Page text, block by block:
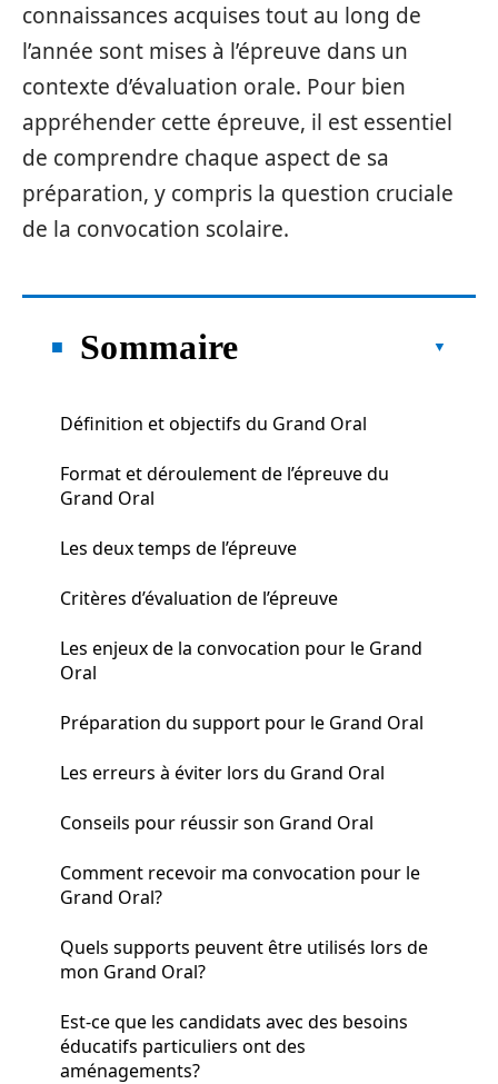
connaissances acquises tout au long de
l’année sont mises à l’épreuve dans un
contexte d’évaluation orale. Pour bien
appréhender cette épreuve, il est essentiel
de comprendre chaque aspect de sa
préparation, y compris la question cruciale
de la convocation scolaire.
Sommaire
Définition et objectifs du Grand Oral
Format et déroulement de l’épreuve du
Grand Oral
Les deux temps de l’épreuve
Critères d’évaluation de l’épreuve
Les enjeux de la convocation pour le Grand
Oral
Préparation du support pour le Grand Oral
Les erreurs à éviter lors du Grand Oral
Conseils pour réussir son Grand Oral
Comment recevoir ma convocation pour le
Grand Oral?
Quels supports peuvent être utilisés lors de
mon Grand Oral?
Est-ce que les candidats avec des besoins
éducatifs particuliers ont des
aménagements?